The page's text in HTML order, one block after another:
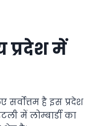
प्रदेश में
है इस प्रदेश
में लोम्बार्डी का